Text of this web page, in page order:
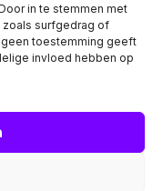
in te stemmen met
surfgedrag of
toestemming geeft
invloed hebben op
speciale prijzen!